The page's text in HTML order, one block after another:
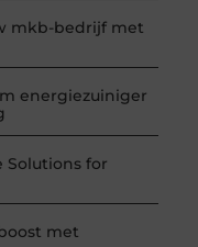
mkb-bedrijf met
energiezuiniger
Solutions for
met